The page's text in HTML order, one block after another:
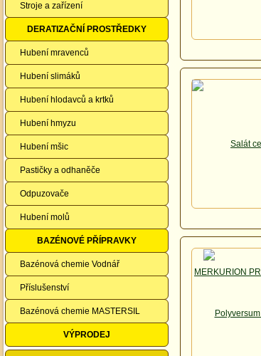
Stroje a zařízení
DERATIZAČNÍ PROSTŘEDKY
Hubení mravenců
Hubení slimáků
Hubení hlodavců a krtků
Hubení hmyzu
Hubení mšic
Pastičky a odhaněče
Odpuzovače
Hubení molů
BAZÉNOVÉ PŘÍPRAVKY
Bazénová chemie Vodnář
Příslušenství
Bazénová chemie MASTERSIL
VÝPRODEJ